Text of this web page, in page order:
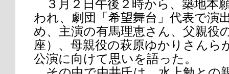
３月２日午後２時から、築地本
われ、劇団「希望舞台」代表で演
め、主演の有馬理恵さん、父親役
座）、母親役の萩原ゆかりさんら
公演に向けて思いを語った。